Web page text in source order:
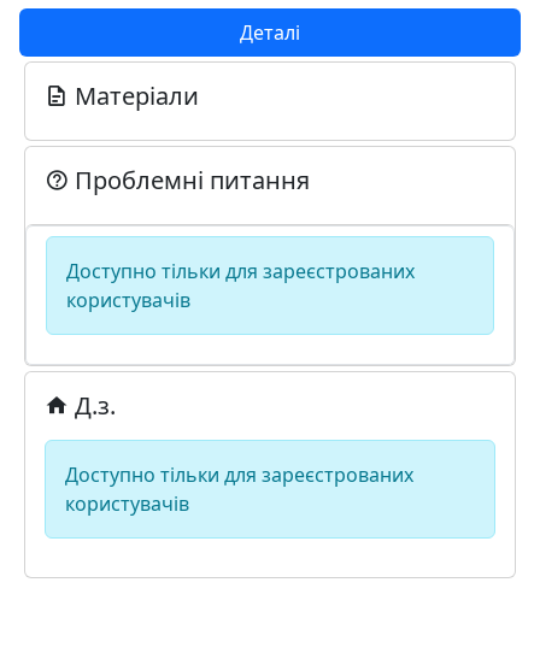
Деталі
Матеріали
Проблемні питання
Доступно тільки для зареєстрованих
користувачів
Д.з.
Доступно тільки для зареєстрованих
користувачів